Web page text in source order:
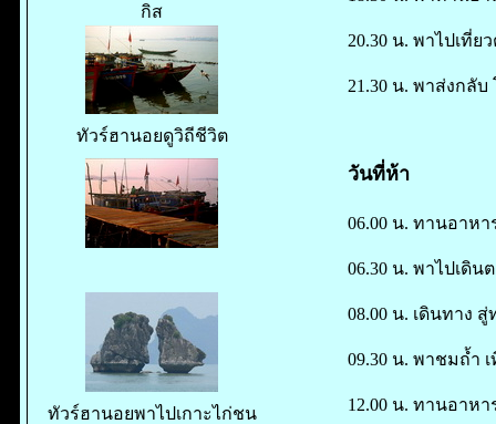
กิส
ทัวร์ฮานอยดูวิถีชีวิต
ทัวร์ฮานอยพาไปเกาะไก่ชน
20.30 น. พาไปเที่
21.30 น. พาส่งกลั
วันที่ห้า
06.00 น. ทานอาหา
06.30 น. พาไปเดิน
08.00 น. เดินทาง
09.30 น. พาชมถ้ำ
12.00 น. ทานอาหา